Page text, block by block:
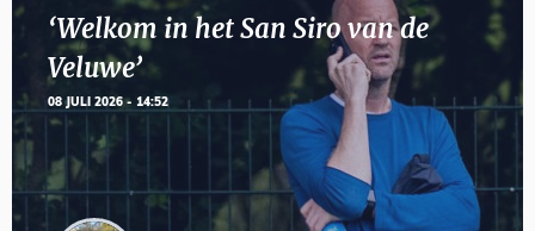
‘Welkom in het San Siro van de
Veluwe’
08 JULI 2026 - 14:52